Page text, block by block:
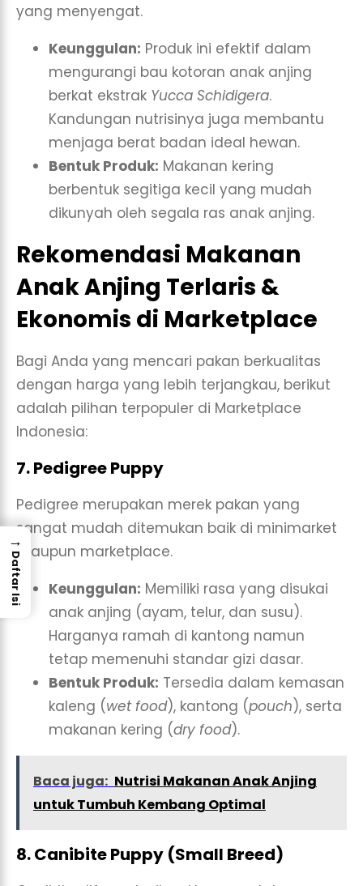
yang menyengat.
Keunggulan: Produk ini efektif dalam
mengurangi bau kotoran anak anjing
berkat ekstrak Yucca Schidigera.
Kandungan nutrisinya juga membantu
menjaga berat badan ideal hewan.
Bentuk Produk: Makanan kering
berbentuk segitiga kecil yang mudah
dikunyah oleh segala ras anak anjing.
Rekomendasi Makanan
Anak Anjing Terlaris &
Ekonomis di Marketplace
Bagi Anda yang mencari pakan berkualitas
dengan harga yang lebih terjangkau, berikut
adalah pilihan terpopuler di Marketplace
Indonesia:
7. Pedigree Puppy
Pedigree merupakan merek pakan yang
sangat mudah ditemukan baik di minimarket
maupun marketplace.
Keunggulan: Memiliki rasa yang disukai
anak anjing (ayam, telur, dan susu).
Harganya ramah di kantong namun
tetap memenuhi standar gizi dasar.
Bentuk Produk: Tersedia dalam kemasan
kaleng (wet food), kantong (pouch), serta
makanan kering (dry food).
Baca juga: Nutrisi Makanan Anak Anjing
untuk Tumbuh Kembang Optimal
8. Canibite Puppy (Small Breed)
→
Daftar Isi